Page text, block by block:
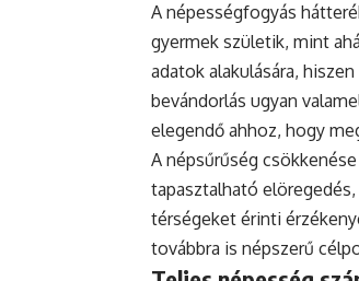
A népességfogyás
gyermek születik, mint
adatok alakulására,
bevándorlás ugyan
elegendő ahhoz, hogy
A népsűrűség
tapasztalható
térségeket érinti
továbbra is népszerű